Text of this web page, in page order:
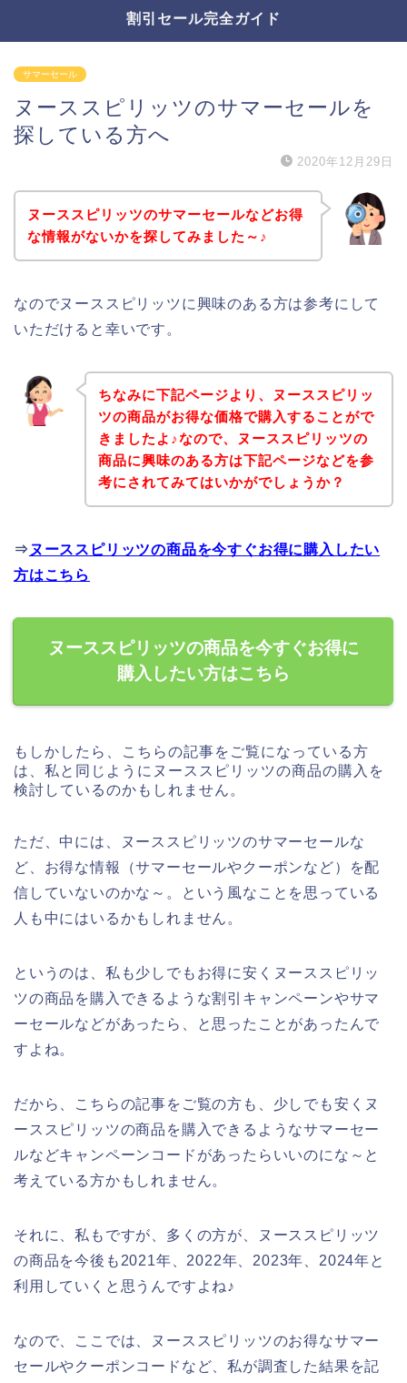
割引セール完全ガイド
サマーセール
ヌーススピリッツのサマーセールを
探している方へ
2020年12月29日
ヌーススピリッツのサマーセールなどお得
な情報がないかを探してみました～♪
なのでヌーススピリッツに興味のある方は参考にして
いただけると幸いです。
ちなみに下記ページより、ヌーススピリッ
ツの商品がお得な価格で購入することがで
きましたよ♪なので、ヌーススピリッツの
商品に興味のある方は下記ページなどを参
考にされてみてはいかがでしょうか？
⇒ ヌーススピリッツの商品を今すぐお得に購入したい
方はこちら
ヌーススピリッツの商品を今すぐお得に
購入したい方はこちら
もしかしたら、こちらの記事をご覧になっている方
は、私と同じようにヌーススピリッツの商品の購入を
検討しているのかもしれません。
ただ、中には、ヌーススピリッツのサマーセールな
ど、お得な情報（サマーセールやクーポンなど）を配
信していないのかな～。という風なことを思っている
人も中にはいるかもしれません。
というのは、私も少しでもお得に安くヌーススピリッ
ツの商品を購入できるような割引キャンペーンやサマ
ーセールなどがあったら、と思ったことがあったんで
すよね。
だから、こちらの記事をご覧の方も、少しでも安くヌ
ーススピリッツの商品を購入できるようなサマーセー
ルなどキャンペーンコードがあったらいいのにな～と
考えている方かもしれません。
それに、私もですが、多くの方が、ヌーススピリッツ
の商品を今後も2021年、2022年、2023年、2024年と
利用していくと思うんですよね♪
なので、ここでは、ヌーススピリッツのお得なサマー
セールやクーポンコードなど、私が調査した結果を記